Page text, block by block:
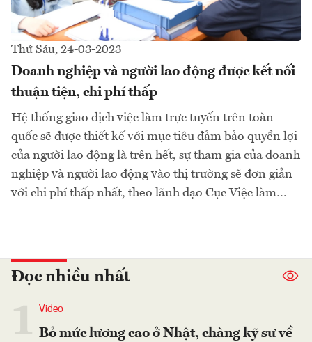
Thứ Sáu, 24-03-2023
Doanh nghiệp và người lao động được kết nối
thuận tiện, chi phí thấp
Hệ thống giao dịch việc làm trực tuyến trên toàn
quốc sẽ được thiết kế với mục tiêu đảm bảo quyền lợi
của người lao động là trên hết, sự tham gia của doanh
nghiệp và người lao động vào thị trường sẽ đơn giản
với chi phí thấp nhất, theo lãnh đạo Cục Việc làm…
Đọc nhiều nhất
Video
Bỏ mức lương cao ở Nhật, chàng kỹ sư về